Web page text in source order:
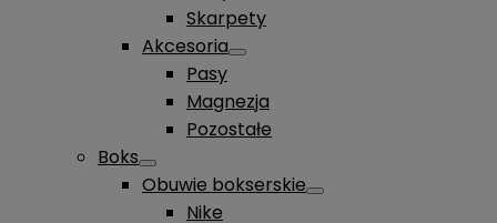
Skarpety
Akcesoria
Pasy
Magnezja
Pozostałe
Boks
Obuwie bokserskie
Nike